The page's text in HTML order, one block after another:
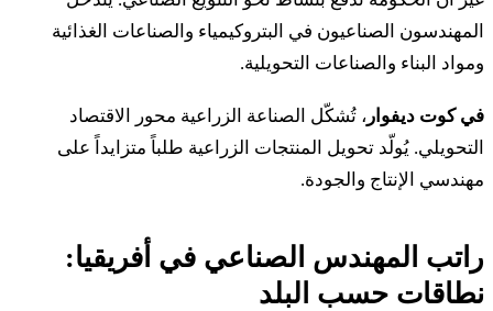
المهندسون الصناعيون في البتروكيمياء والصناعات الغذائية
ومواد البناء والصناعات التحويلية.
في كوت ديفوار ، تُشكّل الصناعة الزراعية محور الاقتصاد
التحويلي. يُولّد تحويل المنتجات الزراعية طلباً متزايداً على
مهندسي الإنتاج والجودة.
راتب المهندس الصناعي في أفريقيا:
نطاقات حسب البلد